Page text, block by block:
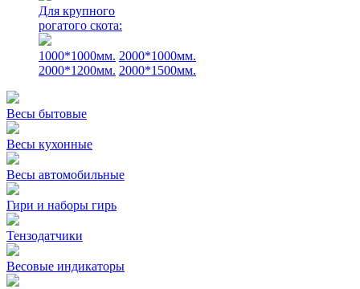
Для крупного
рогатого скота:
1000*1000мм. 2000*1000мм.
2000*1200мм. 2000*1500мм.
Весы бытовые
Весы кухонные
Весы автомобильные
Гири и наборы гирь
Тензодатчики
Весовые индикаторы